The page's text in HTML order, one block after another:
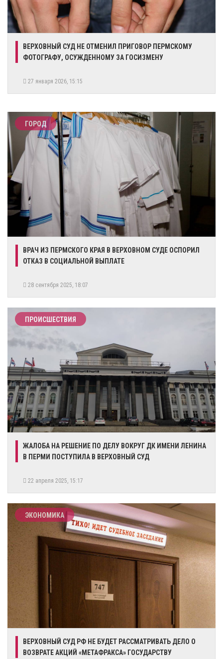
ВЕРХОВНЫЙ СУД НЕ ОТМЕНИЛ ПРИГОВОР ПЕРМСКОМУ
ФОТОГРАФУ, ОСУЖДЕННОМУ ЗА ГОСИЗМЕНУ
27 января 2026, 15:15
ГОРОД
​ВРАЧ ИЗ ПЕРМСКОГО КРАЯ В ВЕРХОВНОМ СУДЕ ОСПОРИЛ
ОТКАЗ В СОЦИАЛЬНОЙ ВЫПЛАТЕ
28 сентября 2025, 18:07
ПРОИСШЕСТВИЯ
ЖАЛОБА НА РЕШЕНИЕ ПО ДЕЛУ ВОКРУГ ДК ИМЕНИ ЛЕНИНА
В ПЕРМИ ПОСТУПИЛА В ВЕРХОВНЫЙ СУД
22 апреля 2025, 15:17
ЭКОНОМИКА
ВЕРХОВНЫЙ СУД РФ НЕ БУДЕТ РАССМАТРИВАТЬ ДЕЛО О
ВОЗВРАТЕ АКЦИЙ «МЕТАФРАКСА» ГОСУДАРСТВУ